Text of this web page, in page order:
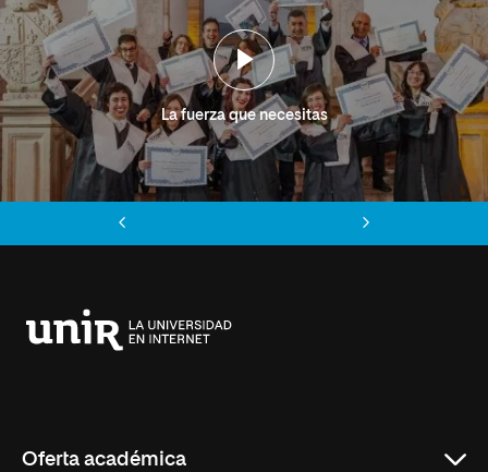
La fuerza que necesitas
Oferta académica